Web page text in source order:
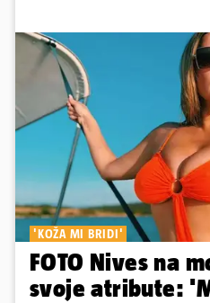
'KOŽA MI BRIDI'
FOTO Nives na
svoje atribute: